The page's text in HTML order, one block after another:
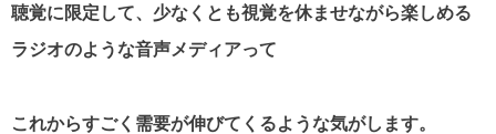
聴覚に限定して、少なくとも視覚を休ませながら楽しめる
ラジオのような音声メディアって
これからすごく需要が伸びてくるような気がします。